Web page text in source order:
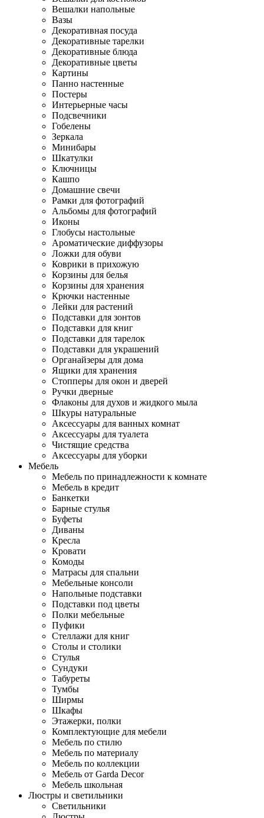
Вешалки напольные
Вазы
Декоративная посуда
Декоративные тарелки
Декоративные блюда
Декоративные цветы
Картины
Панно настенные
Постеры
Интерьерные часы
Подсвечники
Гобелены
Зеркала
Минибары
Шкатулки
Ключницы
Кашпо
Домашние свечи
Рамки для фотографий
Альбомы для фотографий
Иконы
Глобусы настольные
Ароматические диффузоры
Ложки для обуви
Коврики в прихожую
Корзины для белья
Корзины для хранения
Крючки настенные
Лейки для растений
Подставки для зонтов
Подставки для книг
Подставки для тарелок
Подставки для украшений
Органайзеры для дома
Ящики для хранения
Стопперы для окон и дверей
Ручки дверные
Флаконы для духов и жидкого мыла
Шкуры натуральные
Аксессуары для ванных комнат
Аксессуары для туалета
Чистящие средства
Аксессуары для уборки
Мебель
Мебель по принадлежности к комнате
Мебель в кредит
Банкетки
Барные стулья
Буфеты
Диваны
Кресла
Кровати
Комоды
Матрасы для спальни
Мебельные консоли
Напольные подставки
Подставки под цветы
Полки мебельные
Пуфики
Стеллажи для книг
Столы и столики
Стулья
Сундуки
Табуреты
Тумбы
Ширмы
Шкафы
Этажерки, полки
Комплектующие для мебели
Мебель по стилю
Мебель по материалу
Мебель по коллекции
Мебель от Garda Decor
Мебель школьная
Люстры и светильники
Светильники